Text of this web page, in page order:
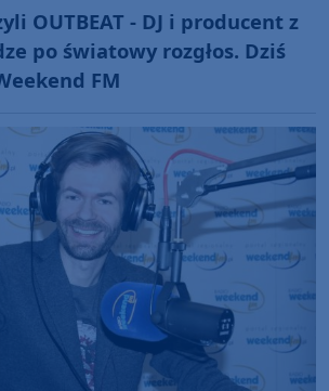
OUTBEAT - DJ i producent z
po światowy rozgłos. Dziś
FM